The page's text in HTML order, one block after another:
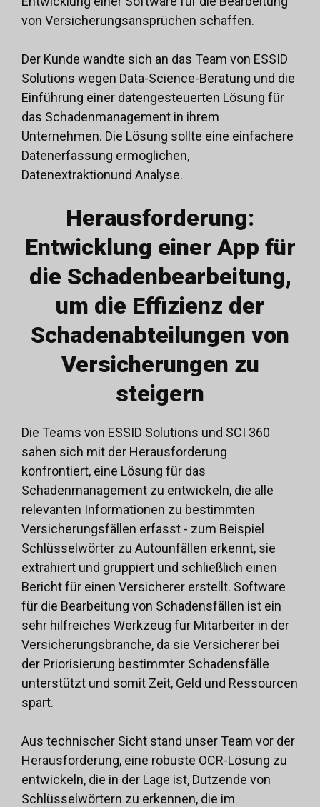
von Versicherungsansprüchen schaffen.
Der Kunde wandte sich an das Team von ESSID
Solutions wegen Data-Science-Beratung und die
Einführung einer datengesteuerten Lösung für
das Schadenmanagement in ihrem
Unternehmen. Die Lösung sollte eine einfachere
Datenerfassung ermöglichen,
Datenextraktionund Analyse.
Herausforderung:
Entwicklung einer App für
die Schadenbearbeitung,
um die Effizienz der
Schadenabteilungen von
Versicherungen zu
steigern
Die Teams von ESSID Solutions und SCI 360
sahen sich mit der Herausforderung
konfrontiert, eine Lösung für das
Schadenmanagement zu entwickeln, die alle
relevanten Informationen zu bestimmten
Versicherungsfällen erfasst - zum Beispiel
Schlüsselwörter zu Autounfällen erkennt, sie
extrahiert und gruppiert und schließlich einen
Bericht für einen Versicherer erstellt. Software
für die Bearbeitung von Schadensfällen ist ein
sehr hilfreiches Werkzeug für Mitarbeiter in der
Versicherungsbranche, da sie Versicherer bei
der Priorisierung bestimmter Schadensfälle
unterstützt und somit Zeit, Geld und Ressourcen
spart.
Aus technischer Sicht stand unser Team vor der
Herausforderung, eine robuste OCR-Lösung zu
entwickeln, die in der Lage ist, Dutzende von
Schlüsselwörtern zu erkennen, die im